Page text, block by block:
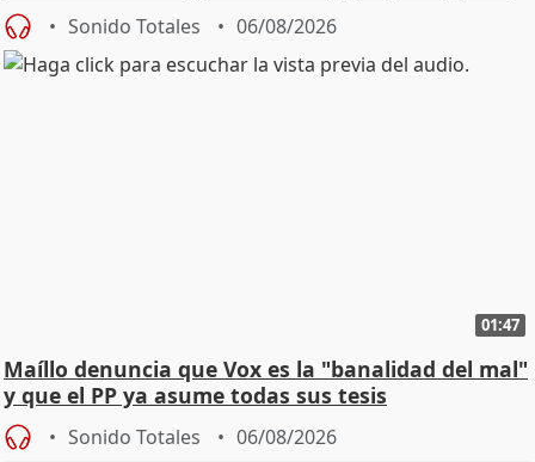
Sonido Totales 06/08/2026
01:47
Maíllo denuncia que Vox es la "banalidad del mal"
y que el PP ya asume todas sus tesis
Sonido Totales 06/08/2026